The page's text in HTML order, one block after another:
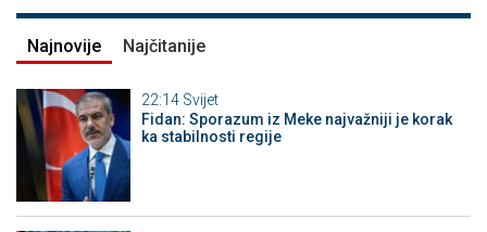
Najnovije Najčitanije
22:14 Svijet
Fidan: Sporazum iz Meke najvažniji je korak
ka stabilnosti regije